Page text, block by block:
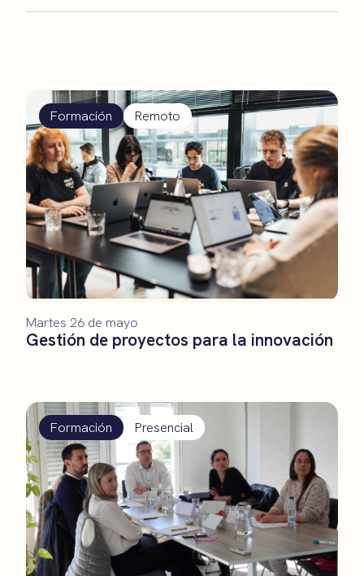
Formación Remoto
Gestión de proyectos para la innovación
Martes 26 de mayo
Formación Presencial